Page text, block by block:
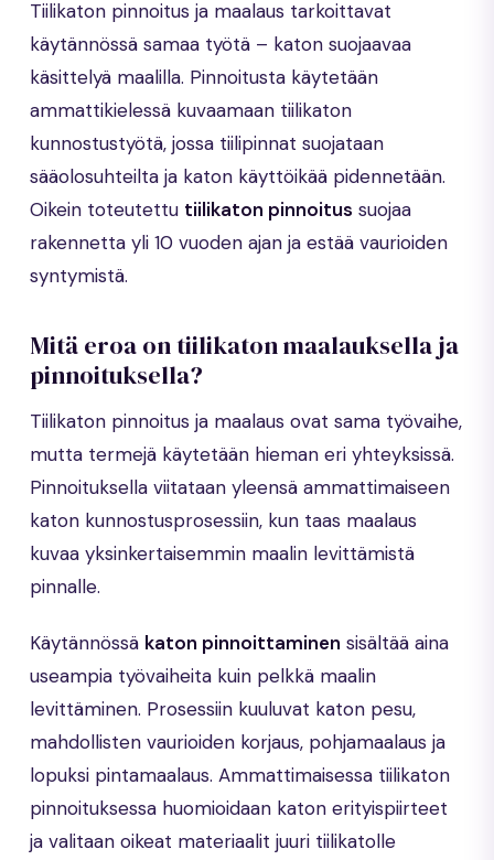
Tiilikaton pinnoitus ja maalaus tarkoittavat
käytännössä samaa työtä – katon suojaavaa
käsittelyä maalilla. Pinnoitusta käytetään
ammattikielessä kuvaamaan tiilikaton
kunnostustyötä, jossa tiilipinnat suojataan
sääolosuhteilta ja katon käyttöikää pidennetään.
Oikein toteutettu tiilikaton pinnoitus suojaa
rakennetta yli 10 vuoden ajan ja estää vaurioiden
syntymistä.
Mitä eroa on tiilikaton maalauksella ja
pinnoituksella?
Tiilikaton pinnoitus ja maalaus ovat sama työvaihe,
mutta termejä käytetään hieman eri yhteyksissä.
Pinnoituksella viitataan yleensä ammattimaiseen
katon kunnostusprosessiin, kun taas maalaus
kuvaa yksinkertaisemmin maalin levittämistä
pinnalle.
Käytännössä katon pinnoittaminen sisältää aina
useampia työvaiheita kuin pelkkä maalin
levittäminen. Prosessiin kuuluvat katon pesu,
mahdollisten vaurioiden korjaus, pohjamaalaus ja
lopuksi pintamaalaus. Ammattimaisessa tiilikaton
pinnoituksessa huomioidaan katon erityispiirteet
ja valitaan oikeat materiaalit juuri tiilikatolle